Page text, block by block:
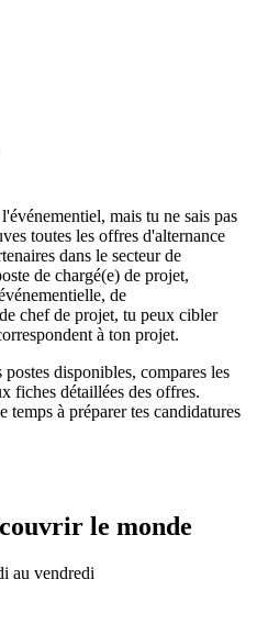
mais tu ne sais pas
toutes les offres d'alternance
dans le secteur de
de chargé(e) de projet,
de
chef de projet, tu peux cibler
à ton projet.
disponibles, compares les
fiches détaillées des offres.
à préparer tes candidatures
le monde
au vendredi